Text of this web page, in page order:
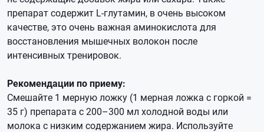
препарат содержит L-глутамин, в очень высоком
качестве, это очень важная аминокислота для
восстановления мышечных волокон после
интенсивных тренировок.
Рекомендации по приему:
Смешайте 1 мерную ложку (1 мерная ложка с горкой =
35 г) препарата с 200–300 мл холодной воды или
молока с низким содержанием жира. Используйте